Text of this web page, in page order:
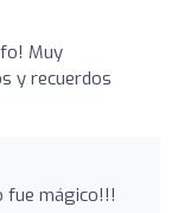
Muy
y recuerdos
fue mágico!!!